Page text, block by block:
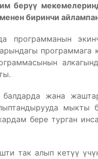
берүү
биринчи
программанын
программага
жана
бере турган
так алып кетүү